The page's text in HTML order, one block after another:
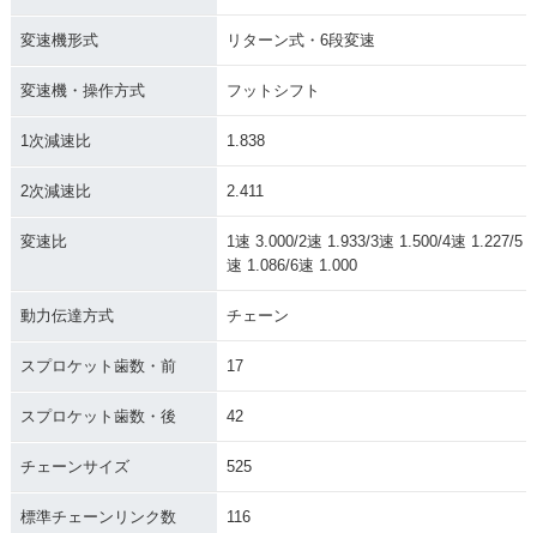
変速機形式 リターン式・6段変速
変速機・操作方式 フットシフト
1次減速比 1.838
2次減速比 2.411
変速比
1速 3.000/2速 1.933/3速 1.500/4速 1.227/5
速 1.086/6速 1.000
動力伝達方式 チェーン
スプロケット歯数・前 17
スプロケット歯数・後 42
チェーンサイズ 525
標準チェーンリンク数 116